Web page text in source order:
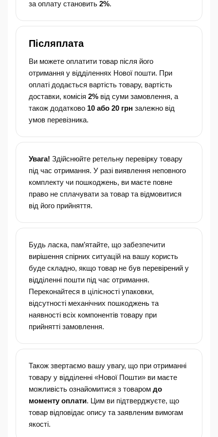
за оплату становить 2%.
Післяплата
Ви можете оплатити товар після його
отримання у відділеннях Нової пошти. При
оплаті додається вартість товару, вартість
доставки, комісія 2% від суми замовлення, а
також додатково 10 або 20 грн залежно від
умов перевізника.
Увага! Здійснюйте ретельну перевірку товару
під час отримання. У разі виявлення неповного
комплекту чи пошкоджень, ви маєте повне
право не сплачувати за товар та відмовитися
від його прийняття.
Будь ласка, пам’ятайте, що забезпечити
вирішення спірних ситуацій на вашу користь
буде складно, якщо товар не був перевірений у
відділенні пошти під час отримання.
Переконайтеся в цілісності упаковки,
відсутності механічних пошкоджень та
наявності всіх компонентів товару при
прийнятті замовлення.
Також звертаємо вашу увагу, що при отриманні
товару у відділенні «Нової Пошти» ви маєте
можливість ознайомитися з товаром до
моменту оплати. Цим ви підтверджуєте, що
товар відповідає опису та заявленим вимогам
якості.